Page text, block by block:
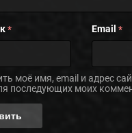
* Email *
моё имя, email и адрес
последующих моих